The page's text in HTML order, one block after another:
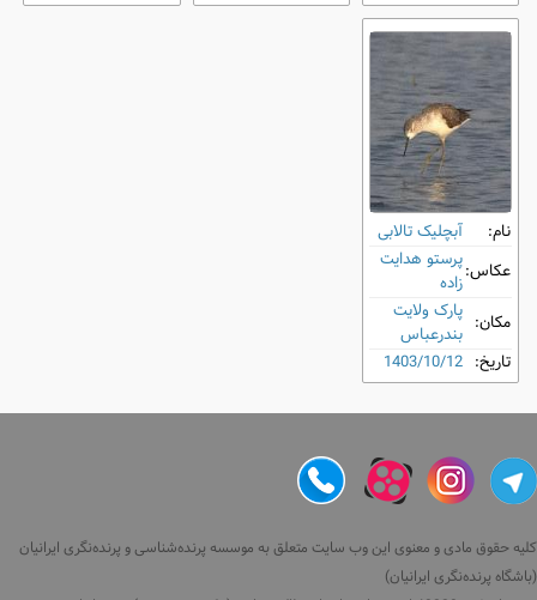
نام:
آبچلیک تالابی
عکاس:پرستو هدایت
زاده
مکان: پارک ولایت
بندرعباس
تاریخ: 1403/10/12
کلیه حقوق مادی و معنوی این وب سایت متعلق به موسسه پرنده‌شناسی و پرنده‌نگری ایرانیان
(باشگاه پرنده‌نگری ایرانیان)